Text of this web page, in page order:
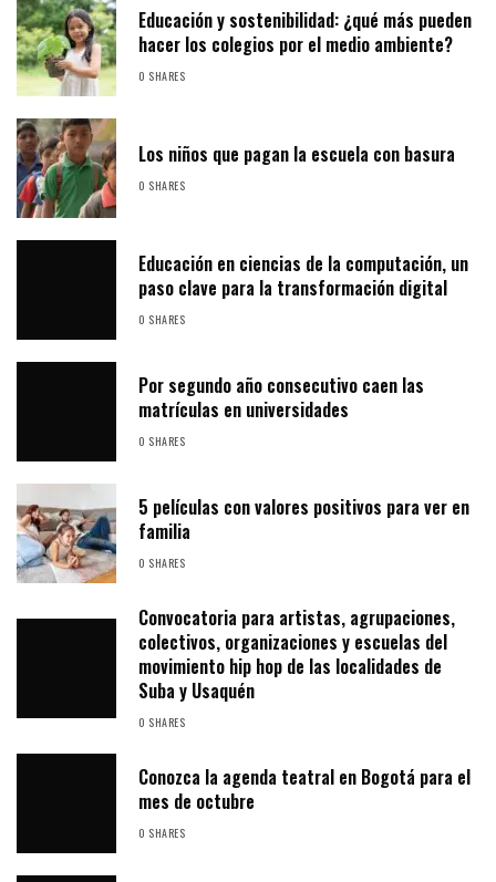
Educación y sostenibilidad: ¿qué más pueden
hacer los colegios por el medio ambiente?
0 SHARES
Los niños que pagan la escuela con basura
0 SHARES
Educación en ciencias de la computación, un
paso clave para la transformación digital
0 SHARES
Por segundo año consecutivo caen las
matrículas en universidades
0 SHARES
5 películas con valores positivos para ver en
familia
0 SHARES
Convocatoria para artistas, agrupaciones,
colectivos, organizaciones y escuelas del
movimiento hip hop de las localidades de
Suba y Usaquén
0 SHARES
Conozca la agenda teatral en Bogotá para el
mes de octubre
0 SHARES